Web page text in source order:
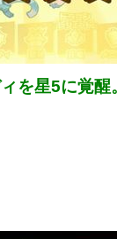
を星5に覚醒